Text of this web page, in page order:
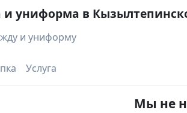
и униформа в
и униформу
Услуга
Мы не